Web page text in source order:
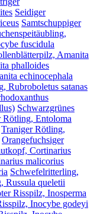
Seidiger
Samtschuppiger
fuscidula
Amanita
phalloides
echinocephala
Rubroboletus satanas
Schwarzgrünes
Rötling, Entoloma
Traniger Rötling,
Orangefuchsiger
Cortinarius
malicorius
Schwefelritterling,
Russula queletii
Risspilz, Inosperma
Inocybe godeyi